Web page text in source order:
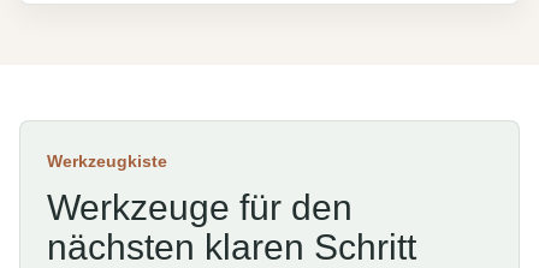
Werkzeugkiste
Werkzeuge für den
nächsten klaren Schritt